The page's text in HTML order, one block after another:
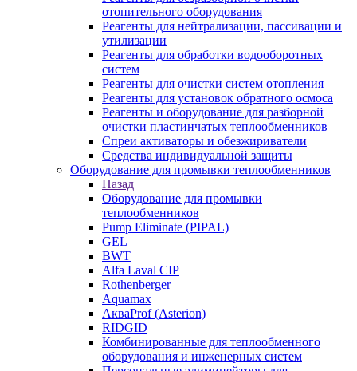
отопительного оборудования
Реагенты для нейтрализации, пассивации и
утилизации
Реагенты для обработки водооборотных
систем
Реагенты для очистки систем отопления
Реагенты для установок обратного осмоса
Реагенты и оборудование для разборной
очистки пластинчатых теплообменников
Спреи активаторы и обезжириватели
Средства индивидуальной защиты
Оборудование для промывки теплообменников
Назад
Оборудование для промывки
теплообменников
Pump Eliminate (PIPAL)
GEL
BWT
Alfa Laval CIP
Rothenberger
Aquamax
АкваProf (Asterion)
RIDGID
Комбинированные для теплообменного
оборудования и инженерных систем